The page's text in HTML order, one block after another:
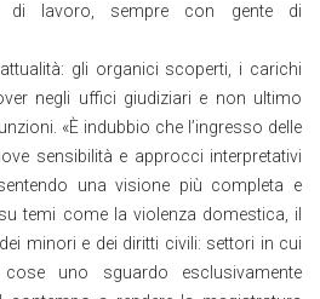
di lavoro, sempre con gente di
gli organici scoperti, i carichi
negli uffici giudiziari e non ultimo
«È indubbio che l’ingresso delle
sensibilità e approcci interpretativi
una visione più completa e
temi come la violenza domestica, il
minori e dei diritti civili: settori in cui
uno sguardo esclusivamente